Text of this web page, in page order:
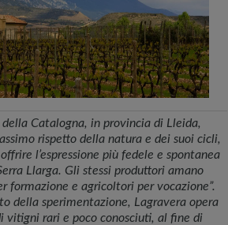
della Catalogna, in provincia di Lleida,
rispetto della natura e dei suoi cicli,
l’espressione più fedele e spontanea
Llarga. Gli stessi produttori amano
formazione e agricoltori per vocazione”.
della sperimentazione, Lagravera opera
vitigni rari e poco conosciuti, al fine di